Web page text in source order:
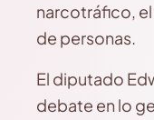
narcotráfico,
de personas.
El diputado
debate en lo